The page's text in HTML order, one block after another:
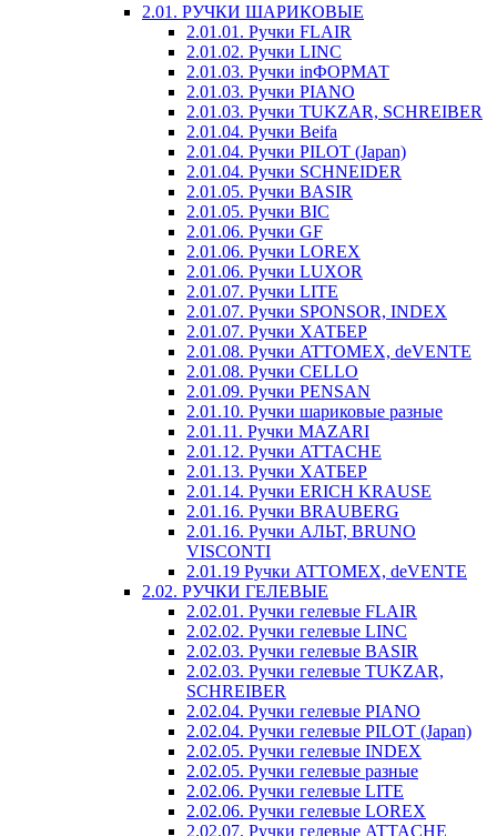
2.01. РУЧКИ ШАРИКОВЫЕ
2.01.01. Ручки FLAIR
2.01.02. Ручки LINC
2.01.03. Ручки inФОРМАТ
2.01.03. Ручки PIANO
2.01.03. Ручки TUKZAR, SCHREIBER
2.01.04. Ручки Beifa
2.01.04. Ручки PILOT (Japan)
2.01.04. Ручки SCHNEIDER
2.01.05. Ручки BASIR
2.01.05. Ручки BIC
2.01.06. Ручки GF
2.01.06. Ручки LOREX
2.01.06. Ручки LUXOR
2.01.07. Ручки LITE
2.01.07. Ручки SPONSOR, INDEX
2.01.07. Ручки ХАТБЕР
2.01.08. Ручки ATTOMEX, deVENTE
2.01.08. Ручки CELLO
2.01.09. Ручки PENSAN
2.01.10. Ручки шариковые разные
2.01.11. Ручки MAZARI
2.01.12. Ручки ATTACHE
2.01.13. Ручки ХАТБЕР
2.01.14. Ручки ERICH KRAUSE
2.01.16. Ручки BRAUBERG
2.01.16. Ручки АЛЬТ, BRUNO
VISCONTI
2.01.19 Ручки ATTOMEX, deVENTE
2.02. РУЧКИ ГЕЛЕВЫЕ
2.02.01. Ручки гелевые FLAIR
2.02.02. Ручки гелевые LINC
2.02.03. Ручки гелевые BASIR
2.02.03. Ручки гелевые TUKZAR,
SCHREIBER
2.02.04. Ручки гелевые PIANO
2.02.04. Ручки гелевые PILOT (Japan)
2.02.05. Ручки гелевые INDEX
2.02.05. Ручки гелевые разные
2.02.06. Ручки гелевые LITE
2.02.06. Ручки гелевые LOREX
2.02.07. Ручки гелевые ATTACHE